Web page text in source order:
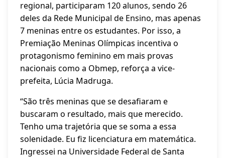
regional, participaram 120 alunos, sendo 26
deles da Rede Municipal de Ensino, mas apenas
7 meninas entre os estudantes. Por isso, a
Premiação Meninas Olímpicas incentiva o
protagonismo feminino em mais provas
nacionais como a Obmep, reforça a vice-
prefeita, Lúcia Madruga.
“São três meninas que se desafiaram e
buscaram o resultado, mais que merecido.
Tenho uma trajetória que se soma a essa
solenidade. Eu fiz licenciatura em matemática.
Ingressei na Universidade Federal de Santa